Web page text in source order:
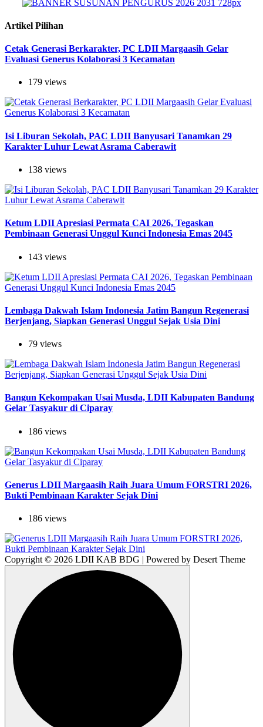
Artikel Pilihan
Cetak Generasi Berkarakter, PC LDII Margaasih Gelar
Evaluasi Generus Kolaborasi 3 Kecamatan
179 views
Isi Liburan Sekolah, PAC LDII Banyusari Tanamkan 29
Karakter Luhur Lewat Asrama Caberawit
138 views
Ketum LDII Apresiasi Permata CAI 2026, Tegaskan
Pembinaan Generasi Unggul Kunci Indonesia Emas 2045
143 views
Lembaga Dakwah Islam Indonesia Jatim Bangun Regenerasi
Berjenjang, Siapkan Generasi Unggul Sejak Usia Dini
79 views
Bangun Kekompakan Usai Musda, LDII Kabupaten Bandung
Gelar Tasyakur di Ciparay
186 views
Generus LDII Margaasih Raih Juara Umum FORSTRI 2026,
Bukti Pembinaan Karakter Sejak Dini
186 views
Copyright © 2026 LDII KAB BDG | Powered by Desert Theme